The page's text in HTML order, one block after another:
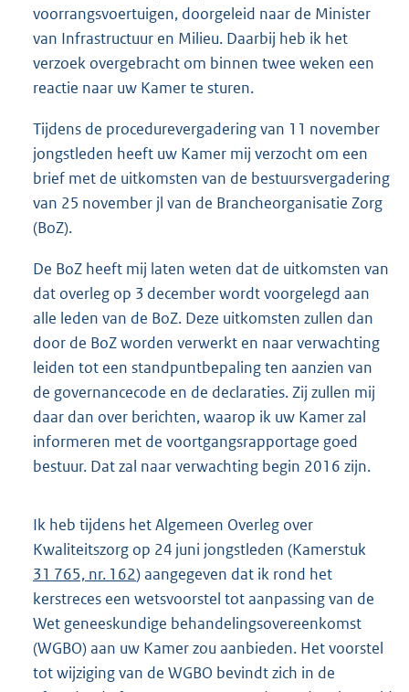
voorrangsvoertuigen, doorgeleid naar de Minister
van Infrastructuur en Milieu. Daarbij heb ik het
verzoek overgebracht om binnen twee weken een
reactie naar uw Kamer te sturen.
Tijdens de procedurevergadering van 11 november
jongstleden heeft uw Kamer mij verzocht om een
brief met de uitkomsten van de bestuursvergadering
van 25 november jl van de Brancheorganisatie Zorg
(BoZ).
De BoZ heeft mij laten weten dat de uitkomsten van
dat overleg op 3 december wordt voorgelegd aan
alle leden van de BoZ. Deze uitkomsten zullen dan
door de BoZ worden verwerkt en naar verwachting
leiden tot een standpuntbepaling ten aanzien van
de governancecode en de declaraties. Zij zullen mij
daar dan over berichten, waarop ik uw Kamer zal
informeren met de voortgangsrapportage goed
bestuur. Dat zal naar verwachting begin 2016 zijn.
Ik heb tijdens het Algemeen Overleg over
Kwaliteitszorg op 24 juni jongstleden (Kamerstuk
31 765, nr. 162) aangegeven dat ik rond het
kerstreces een wetsvoorstel tot aanpassing van de
Wet geneeskundige behandelingsovereenkomst
(WGBO) aan uw Kamer zou aanbieden. Het voorstel
tot wijziging van de WGBO bevindt zich in de